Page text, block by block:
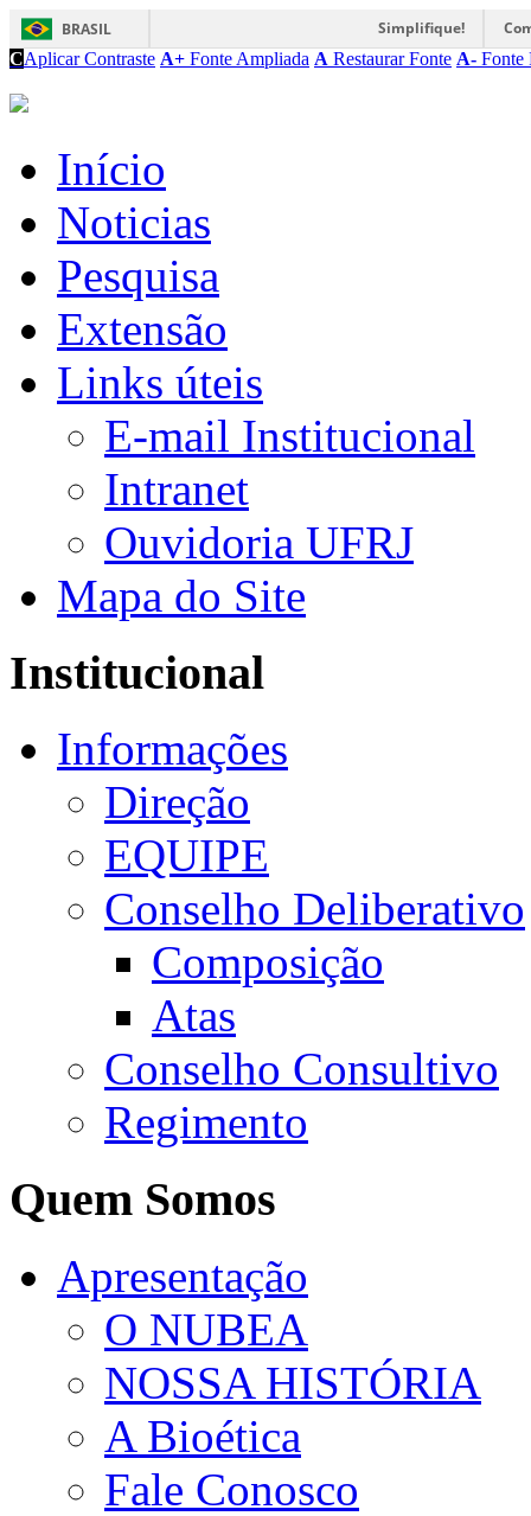
BRASIL Simplifique!
CAplicar Contraste A+ Fonte Ampliada A Restaurar Fonte A- Fonte
Início
Noticias
Pesquisa
Extensão
Links úteis
E-mail Institucional
Intranet
Ouvidoria UFRJ
Mapa do Site
Institucional
Informações
Direção
EQUIPE
Conselho Deliberativo
Composição
Atas
Conselho Consultivo
Regimento
Quem Somos
Apresentação
O NUBEA
NOSSA HISTÓRIA
A Bioética
Fale Conosco